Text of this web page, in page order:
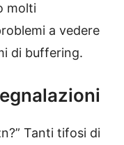
molti
a vedere
di buffering.
Tanti tifosi di